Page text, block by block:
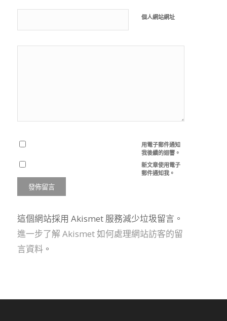
個人網站網址
用電子郵件通知
我後續的迴響。
新文章使用電子
郵件通知我。
這個網站採用 Akismet 服務減少垃圾留言。
進一步了解 Akismet 如何處理網站訪客的留
言資料。